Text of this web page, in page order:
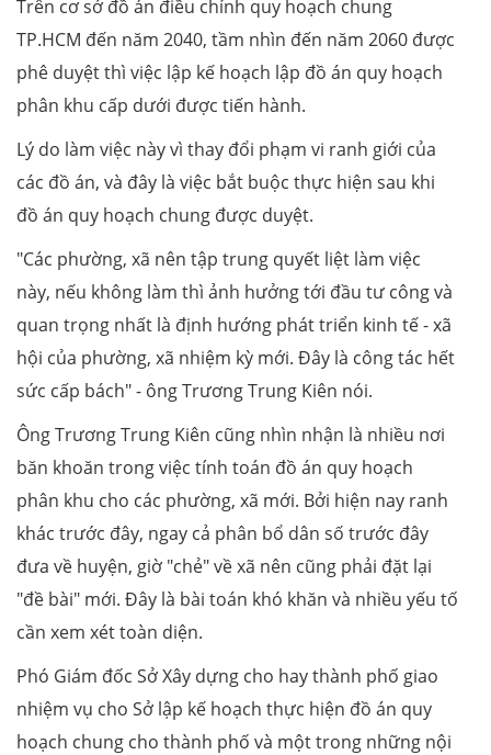
Trên cơ sở đồ án điều chỉnh quy hoạch chung
TP.HCM đến năm 2040, tầm nhìn đến năm 2060 được
phê duyệt thì việc lập kế hoạch lập đồ án quy hoạch
phân khu cấp dưới được tiến hành.
Lý do làm việc này vì thay đổi phạm vi ranh giới của
các đồ án, và đây là việc bắt buộc thực hiện sau khi
đồ án quy hoạch chung được duyệt.
"Các phường, xã nên tập trung quyết liệt làm việc
này, nếu không làm thì ảnh hưởng tới đầu tư công và
quan trọng nhất là định hướng phát triển kinh tế - xã
hội của phường, xã nhiệm kỳ mới. Đây là công tác hết
sức cấp bách" - ông Trương Trung Kiên nói.
Ông Trương Trung Kiên cũng nhìn nhận là nhiều nơi
băn khoăn trong việc tính toán đồ án quy hoạch
phân khu cho các phường, xã mới. Bởi hiện nay ranh
khác trước đây, ngay cả phân bổ dân số trước đây
đưa về huyện, giờ "chẻ" về xã nên cũng phải đặt lại
"đề bài" mới. Đây là bài toán khó khăn và nhiều yếu tố
cần xem xét toàn diện.
Phó Giám đốc Sở Xây dựng cho hay thành phố giao
nhiệm vụ cho Sở lập kế hoạch thực hiện đồ án quy
hoạch chung cho thành phố và một trong những nội